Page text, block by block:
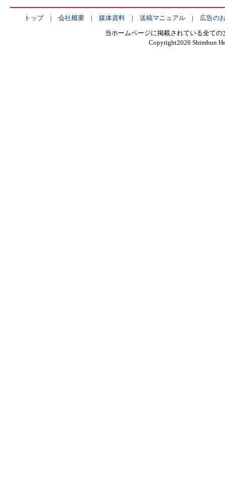
トップ| 会社概要| 媒体資料| 送稿マニュアル| 広告の
当ホームページに掲載されている全て
Copyright2026 Shimbun